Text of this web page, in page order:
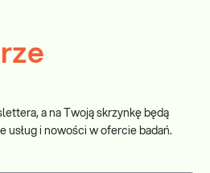
a na Twoją skrzynkę będą
usług i nowości w ofercie badań.